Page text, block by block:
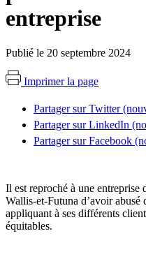
entreprise
Publié le 20 septembre 2024
Imprimer la page
Partager sur Twitter
Partager sur LinkedIn
Partager sur Facebook
Il est reproché à une entreprise
Wallis-et-Futuna d’avoir abusé
appliquant à ses différents
équitables.